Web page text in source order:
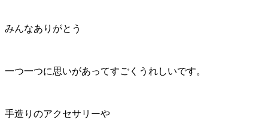
みんなありがとう
一つ一つに思いがあってすごくうれしいです。
手造りのアクセサリーや